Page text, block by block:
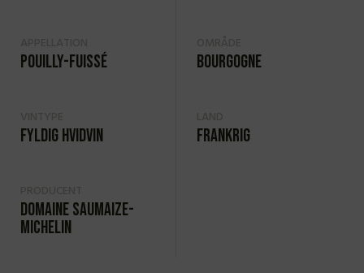
Pouilly-Fuissé Bourgogne
Fyldig hvidvin Frankrig
Domaine Saumaize-
Michelin